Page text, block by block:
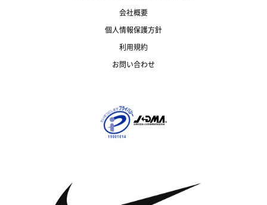
会社概要
個人情報保護方針
利用規約
お問い合わせ